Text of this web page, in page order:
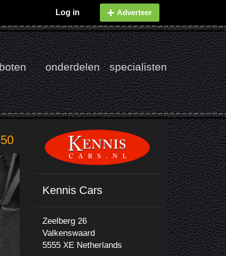
Log in Adverteer
onderdelen specialisten
Kennis Cars
Zeelberg 26
Valkenswaard
5555 XE Netherlands